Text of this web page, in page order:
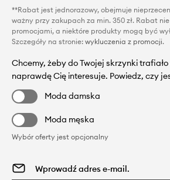
**Rabat jest jednorazowy, obejmuje
ważny przy zakupach za min. 350 zł. Rabat
promocjami, a niektóre produkty mogą być
Szczegóły na stronie: wykluczenia z promocji.
Chcemy, żeby do Twojej skrzynki
naprawdę Cię interesuje. Powiedz, czy
Moda damska
Moda męska
Wybór oferty jest opcjonalny